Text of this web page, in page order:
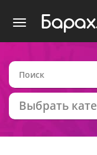
Выбрать